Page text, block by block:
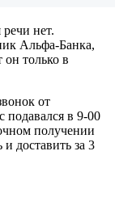
нет.
Альфа-Банка,
он только в
от
подавался в 9-00
получении
доставить за 3